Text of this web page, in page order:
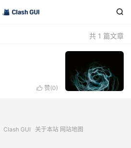

共 1 篇文章
 赞(0)
Clash GUI 关于本站 网站地图